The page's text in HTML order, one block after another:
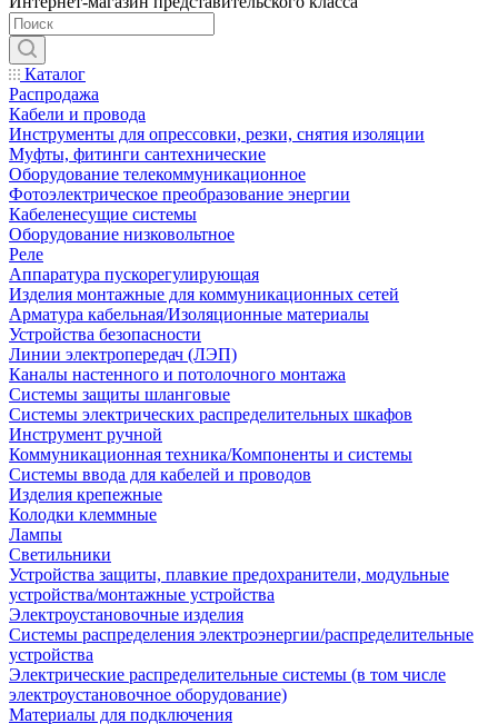
Каталог
Распродажа
Кабели и провода
Инструменты для опрессовки, резки, снятия изоляции
Муфты, фитинги сантехнические
Оборудование телекоммуникационное
Фотоэлектрическое преобразование энергии
Кабеленесущие системы
Оборудование низковольтное
Реле
Аппаратура пускорегулирующая
Изделия монтажные для коммуникационных сетей
Арматура кабельная/Изоляционные материалы
Устройства безопасности
Линии электропередач (ЛЭП)
Каналы настенного и потолочного монтажа
Системы защиты шланговые
Системы электрических распределительных шкафов
Инструмент ручной
Коммуникационная техника/Компоненты и системы
Системы ввода для кабелей и проводов
Изделия крепежные
Колодки клеммные
Лампы
Светильники
Устройства защиты, плавкие предохранители, модульные
устройства/монтажные устройства
Электроустановочные изделия
Системы распределения электроэнергии/распределительные
устройства
Электрические распределительные системы (в том числе
электроустановочное оборудование)
Материалы для подключения